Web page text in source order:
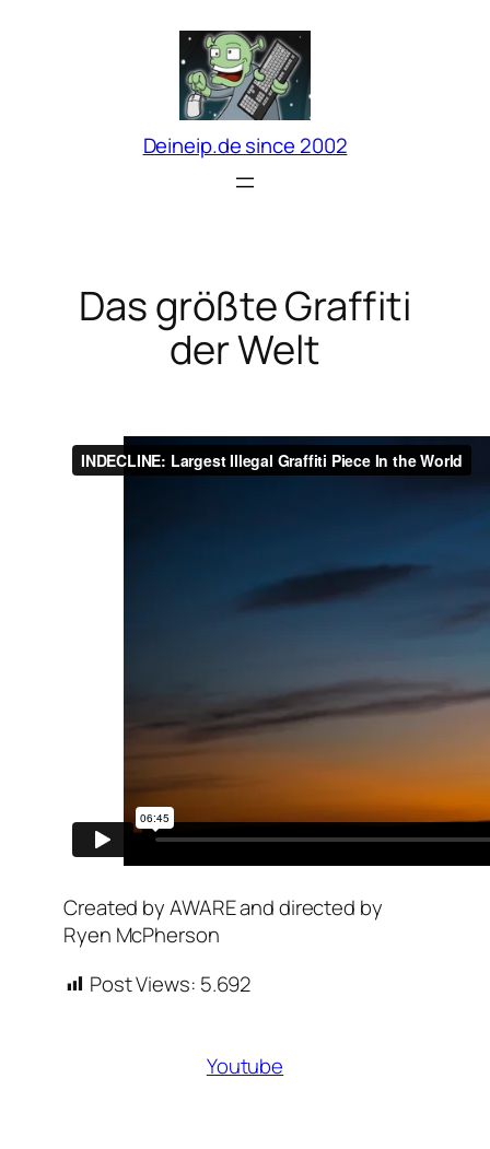
Deineip.de since 2002
Das größte Graffiti
der Welt
Created by AWARE and directed by
Ryen McPherson
Post Views: 5.692
Youtube